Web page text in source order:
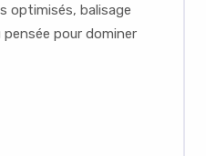
optimisés, balisage
pour dominer